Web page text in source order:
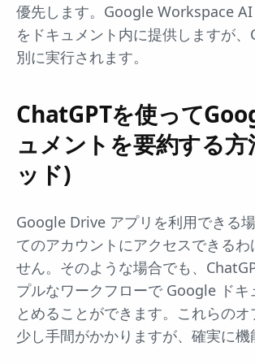
優先します。Google Workspace
をドキュメント内に提供しますが、
別に実行されます。
ChatGPTを使って
ュメントを要約する方
ッド)
Google Drive アプリを利用できる
てのアカウントにアクセスできるわ
せん。そのような場合でも、
プルなワークフローで Google ドキ
とめることができます。これらの
少し手間がかかりますが、確実に機